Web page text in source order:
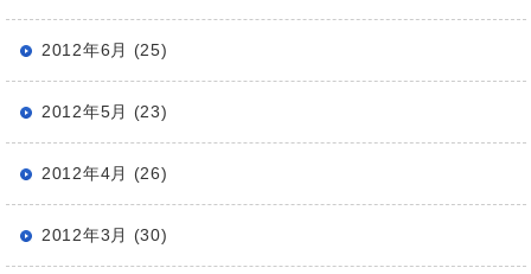
2012年6月 (25)
2012年5月 (23)
2012年4月 (26)
2012年3月 (30)